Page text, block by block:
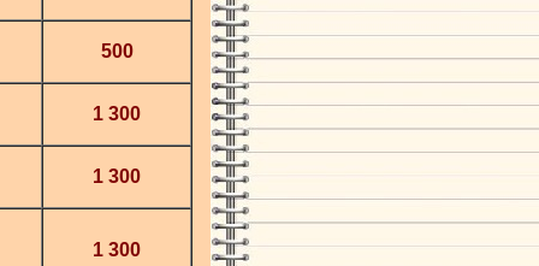
500
1 300
1 300
1 300